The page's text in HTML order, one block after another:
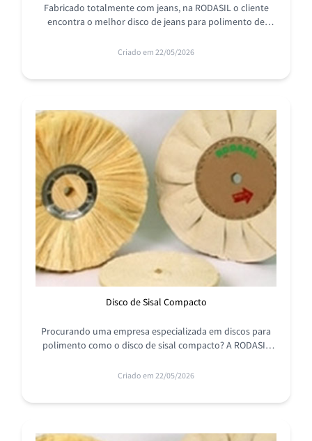
Fabricado totalmente com jeans, na RODASIL o cliente
encontra o melhor disco de jeans para polimento de
Criado em 22/05/2026
Disco de Sisal Compacto
Procurando uma empresa especializada em discos para
polimento como o disco de sisal compacto? A RODASIL
marcas.
Criado em 22/05/2026